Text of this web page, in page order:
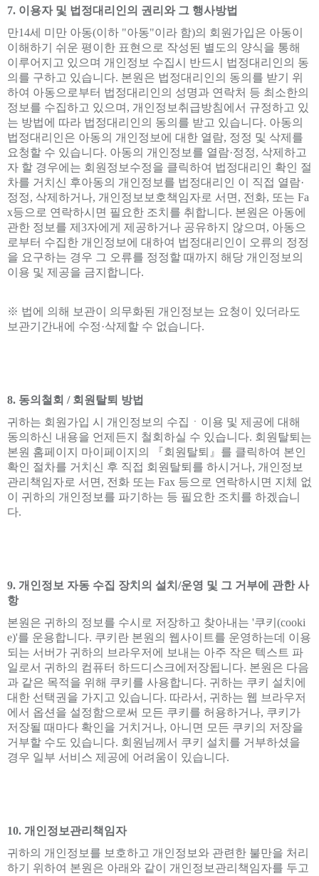
7. 이용자 및 법정대리인의 권리와 그 행사방법
만14세 미만 아동(이하 "아동"이라 함)의 회원가입은 아동이
이해하기 쉬운 평이한 표현으로 작성된 별도의 양식을 통해
이루어지고 있으며 개인정보 수집시 반드시 법정대리인의 동
의를 구하고 있습니다. 본원은 법정대리인의 동의를 받기 위
하여 아동으로부터 법정대리인의 성명과 연락처 등 최소한의
정보를 수집하고 있으며, 개인정보취급방침에서 규정하고 있
는 방법에 따라 법정대리인의 동의를 받고 있습니다. 아동의
법정대리인은 아동의 개인정보에 대한 열람, 정정 및 삭제를
요청할 수 있습니다. 아동의 개인정보를 열람·정정, 삭제하고
자 할 경우에는 회원정보수정을 클릭하여 법정대리인 확인 절
차를 거치신 후아동의 개인정보를 법정대리인 이 직접 열람·
정정, 삭제하거나, 개인정보보호책임자로 서면, 전화, 또는 Fa
x등으로 연락하시면 필요한 조치를 취합니다. 본원은 아동에
관한 정보를 제3자에게 제공하거나 공유하지 않으며, 아동으
로부터 수집한 개인정보에 대하여 법정대리인이 오류의 정정
을 요구하는 경우 그 오류를 정정할 때까지 해당 개인정보의
이용 및 제공을 금지합니다.
※ 법에 의해 보관이 의무화된 개인정보는 요청이 있더라도
보관기간내에 수정·삭제할 수 없습니다.
8. 동의철회 / 회원탈퇴 방법
귀하는 회원가입 시 개인정보의 수집ㆍ이용 및 제공에 대해
동의하신 내용을 언제든지 철회하실 수 있습니다. 회원탈퇴는
본원 홈페이지 마이페이지의 『회원탈퇴』를 클릭하여 본인
확인 절차를 거치신 후 직접 회원탈퇴를 하시거나, 개인정보
관리책임자로 서면, 전화 또는 Fax 등으로 연락하시면 지체 없
이 귀하의 개인정보를 파기하는 등 필요한 조치를 하겠습니
다.
9. 개인정보 자동 수집 장치의 설치/운영 및 그 거부에 관한 사
항
본원은 귀하의 정보를 수시로 저장하고 찾아내는 '쿠키(cooki
e)'를 운용합니다. 쿠키란 본원의 웹사이트를 운영하는데 이용
되는 서버가 귀하의 브라우저에 보내는 아주 작은 텍스트 파
일로서 귀하의 컴퓨터 하드디스크에저장됩니다. 본원은 다음
과 같은 목적을 위해 쿠키를 사용합니다. 귀하는 쿠키 설치에
대한 선택권을 가지고 있습니다. 따라서, 귀하는 웹 브라우저
에서 옵션을 설정함으로써 모든 쿠키를 허용하거나, 쿠키가
저장될 때마다 확인을 거치거나, 아니면 모든 쿠키의 저장을
거부할 수도 있습니다. 회원님께서 쿠키 설치를 거부하셨을
경우 일부 서비스 제공에 어려움이 있습니다.
10. 개인정보관리책임자
귀하의 개인정보를 보호하고 개인정보와 관련한 불만을 처리
하기 위하여 본원은 아래와 같이 개인정보관리책임자를 두고